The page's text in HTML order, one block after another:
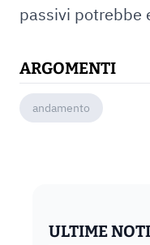
passivi potrebbe
ARGOMENTI
andamento
ULTIME